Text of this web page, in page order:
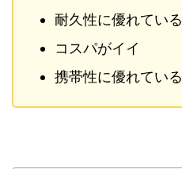
耐久性に優れている
コスパがイイ
携帯性に優れている